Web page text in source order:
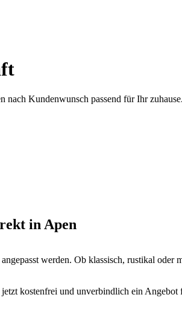
Kundenwunsch passend für Ihr zuhause.
in Apen
werden. Ob klassisch, rustikal oder
kostenfrei und unverbindlich ein